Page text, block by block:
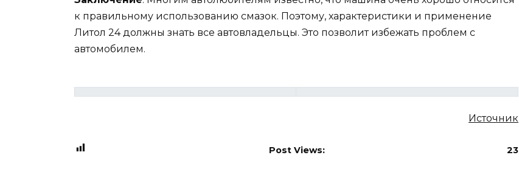
к правильному использованию смазок. Поэтому, характеристики и применение
Литол 24 должны знать все автовладельцы. Это позволит избежать проблем с
автомобилем.
Источник
Post Views: 23